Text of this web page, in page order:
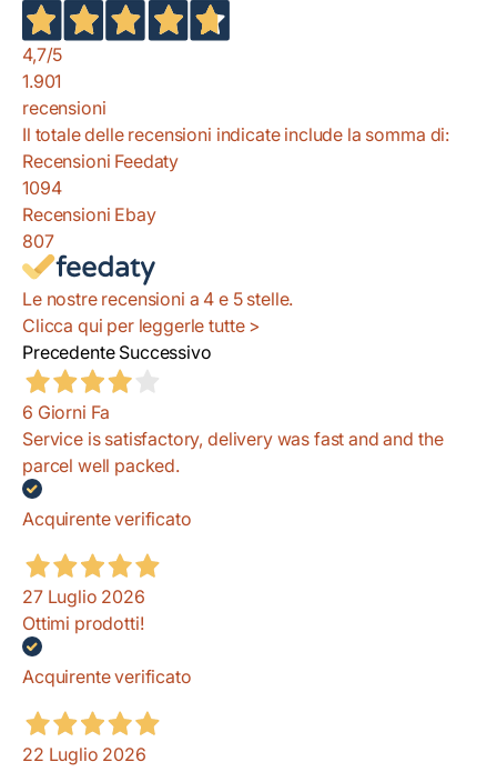
4,7/5
1.901
recensioni
Il totale delle recensioni indicate include la somma di:
Recensioni Feedaty
1094
Recensioni Ebay
807
Le nostre recensioni a 4 e 5 stelle.
Clicca qui per leggerle tutte >
Precedente Successivo
6 Giorni Fa
Service is satisfactory, delivery was fast and and the
parcel well packed.
Acquirente verificato
27 Luglio 2026
Ottimi prodotti!
Acquirente verificato
22 Luglio 2026